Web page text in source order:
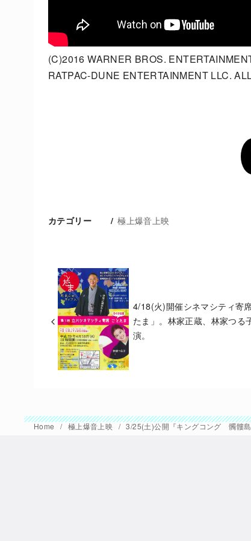
(C)2016 WARNER BROS.
RATPAC-DUNE ENTERTAINMENT LLC.
カテゴリー 極上爆音上映
4/18(火)開催シネマシティ寄
たま」。林家正蔵、林家つる
演。
Home 極上爆音上映 3/25(土)公開『キングコング 髑髏島